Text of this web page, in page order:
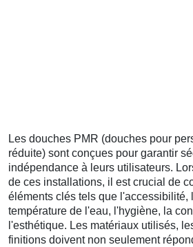
Les douches PMR (douches pour
réduite) sont conçues pour garantir
indépendance à leurs utilisateurs.
de ces installations, il est crucial de
éléments clés tels que l'accessibilité,
température de l'eau, l'hygiène, la
l'esthétique. Les matériaux utilisés,
finitions doivent non seulement